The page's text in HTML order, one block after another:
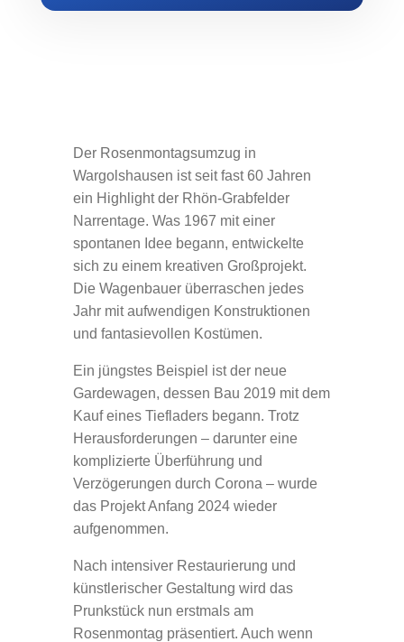
Der Rosenmontagsumzug in
Wargolshausen ist seit fast 60 Jahren
ein Highlight der Rhön-Grabfelder
Narrentage. Was 1967 mit einer
spontanen Idee begann, entwickelte
sich zu einem kreativen Großprojekt.
Die Wagenbauer überraschen jedes
Jahr mit aufwendigen Konstruktionen
und fantasievollen Kostümen.
Ein jüngstes Beispiel ist der neue
Gardewagen, dessen Bau 2019 mit dem
Kauf eines Tiefladers begann. Trotz
Herausforderungen – darunter eine
komplizierte Überführung und
Verzögerungen durch Corona – wurde
das Projekt Anfang 2024 wieder
aufgenommen.
Nach intensiver Restaurierung und
künstlerischer Gestaltung wird das
Prunkstück nun erstmals am
Rosenmontag präsentiert. Auch wenn